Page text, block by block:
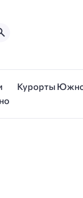
Курорты